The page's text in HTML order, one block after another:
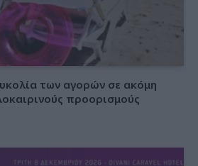
των αγορών σε ακόμη
προορισμούς